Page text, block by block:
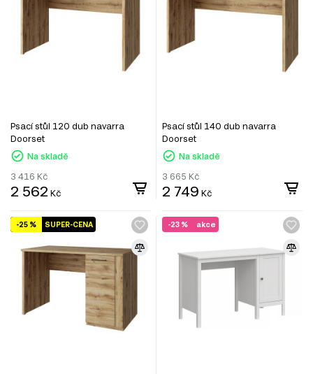
Psací stůl 120 dub navarra
Doorset
Na skladě
3 416 Kč
2 562 Kč
Psací stůl 140 dub navarra
Doorset
Na skladě
3 665 Kč
2 749 Kč
SUPER-CENA
-25 % akce
-23 %